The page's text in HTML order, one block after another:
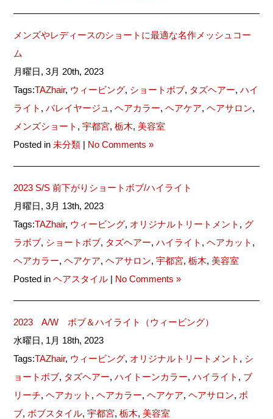
メンズやレディースのショートに最適な名作メッシュコー
ム
月曜日, 3月 20th, 2023
Tags:TAZhair, ウィービング, ショートボブ, タズヘアー,ハイ
ライト ,バレイヤージュ ,ヘアカラー,ヘアケア,ヘアサロン,
メンズショート ,宇都宮,栃木, 美容室
Posted in未分類 | No Comments »
2023 S/S 前下がりショートボブ/ハイライト
月曜日, 3月 13th, 2023
Tags:TAZhair, ウィービング, オリジナルトリートメント , グ
ラボブ, ショートボブ, タズヘアー,ハイライト ,ヘアカット ,
ヘアカラー,ヘアケア,ヘアサロン,宇都宮,栃木, 美容室
Posted inヘアスタイル | No Comments »
2023 A/W ボブ＆ハイライト（ウィービング）
水曜日, 1月 18th, 2023
Tags:TAZhair, ウィービング, オリジナルトリートメント , シ
ョートボブ, タズヘアー,ハイトーンカラー,ハイライト , ブ
リーチ,ヘアカット ,ヘアカラー,ヘアケア,ヘアサロン, ボ
ブ, ボブスタイル,宇都宮,栃木, 美容室